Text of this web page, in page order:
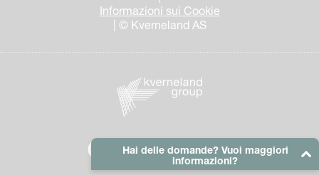
Informazioni sui Cookie
| © Kverneland AS
Hai delle domande? Vuoi maggiori
informazioni?